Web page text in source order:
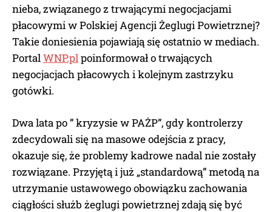
nieba, związanego z trwającymi negocjacjami
płacowymi w Polskiej Agencji Żeglugi Powietrznej?
Takie doniesienia pojawiają się ostatnio w mediach.
PortalWNP.plpoinformował o trwających
negocjacjach płacowych i kolejnym zastrzyku
gotówki.
Dwa lata po ” kryzysie w PAŻP”, gdy kontrolerzy
zdecydowali się na masowe odejścia z pracy,
okazuje się, że problemy kadrowe nadal nie zostały
rozwiązane. Przyjętą i już „standardową” metodą na
utrzymanie ustawowego obowiązku zachowania
ciągłości służb żeglugi powietrznej zdają się być